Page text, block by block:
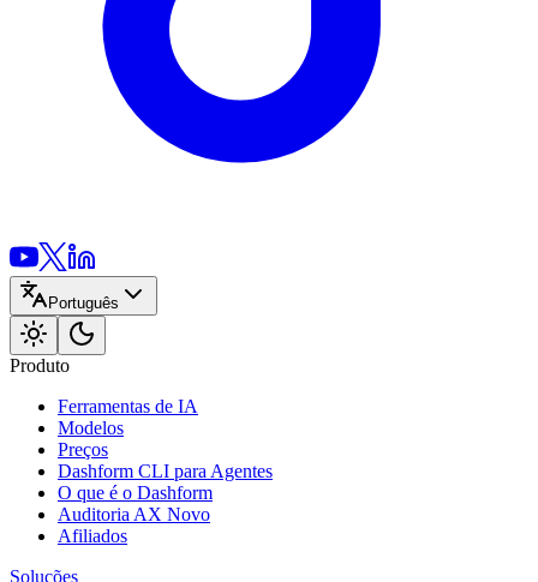
Português
Produto
Ferramentas de IA
Modelos
Preços
Dashform CLI para Agentes
O que é o Dashform
Auditoria AX Novo
Afiliados
Soluções